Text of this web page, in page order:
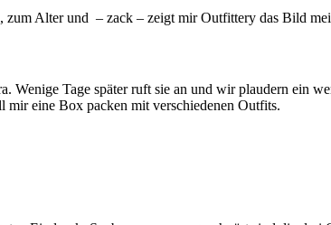
Alter und – zack – zeigt mir Outfittery das Bild
Wenige Tage später ruft sie an und wir plaudern ein
eine Box packen mit verschiedenen Outfits.